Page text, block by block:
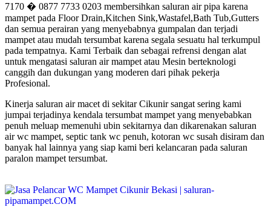
7170 � 0877 7733 0203 membersihkan saluran air pipa karena
mampet pada Floor Drain,Kitchen Sink,Wastafel,Bath Tub,Gutters
dan semua perairan yang menyebabnya gumpalan dan terjadi
mampet atau mudah tersumbat karena segala sesuatu hal terkumpul
pada tempatnya. Kami Terbaik dan sebagai refrensi dengan alat
untuk mengatasi saluran air mampet atau Mesin berteknologi
canggih dan dukungan yang moderen dari pihak pekerja
Profesional.
Kinerja saluran air macet di sekitar Cikunir sangat sering kami
jumpai terjadinya kendala tersumbat mampet yang menyebabkan
penuh meluap memenuhi ubin sekitarnya dan dikarenakan saluran
air wc mampet, septic tank wc penuh, kotoran wc susah disiram dan
banyak hal lainnya yang siap kami beri kelancaran pada saluran
paralon mampet tersumbat.